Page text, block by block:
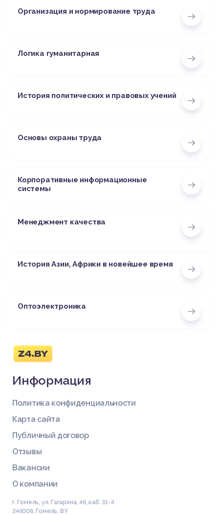
Организация и нормирование труда
Логика гуманитарная
История политических и правовых учений
Основы охраны труда
Корпоративные информационные
системы
Менеджмент качества
История Азии, Африки в новейшее время
Оптоэлектроника
Информация
Политика конфиденциальности
Карта сайта
Публичный договор
Отзывы
Вакансии
О компании
г. Гомель, ул. Гагарина, 49, каб. 31-4
246008,Гомель BY